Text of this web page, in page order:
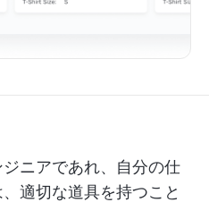
ニアであれ、自分の仕
適切な道具を持つこと